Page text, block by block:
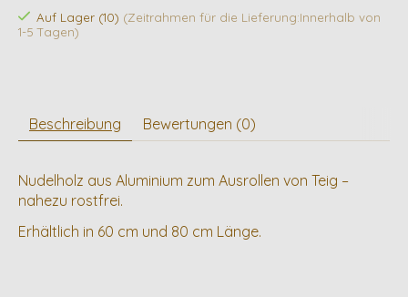
Auf Lager (10) (Zeitrahmen für die Lieferung:Innerhalb von
1-5 Tagen)
Beschreibung Bewertungen (0)
Nudelholz aus Aluminium zum Ausrollen von Teig –
nahezu rostfrei.
Erhältlich in 60 cm und 80 cm Länge.